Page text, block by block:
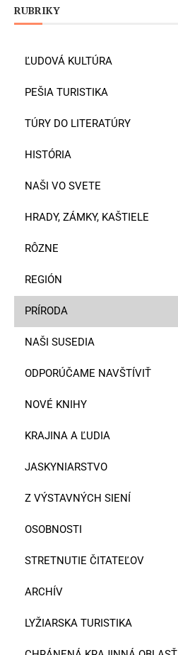
RUBRIKY
ĽUDOVÁ KULTÚRA
PEŠIA TURISTIKA
TÚRY DO LITERATÚRY
HISTÓRIA
NAŠI VO SVETE
HRADY, ZÁMKY, KAŠTIELE
RÔZNE
REGIÓN
PRÍRODA
NAŠI SUSEDIA
ODPORÚČAME NAVŠTÍVIŤ
NOVÉ KNIHY
KRAJINA A ĽUDIA
JASKYNIARSTVO
Z VÝSTAVNÝCH SIENÍ
OSOBNOSTI
STRETNUTIE ČITATEĽOV
ARCHÍV
LYŽIARSKA TURISTIKA